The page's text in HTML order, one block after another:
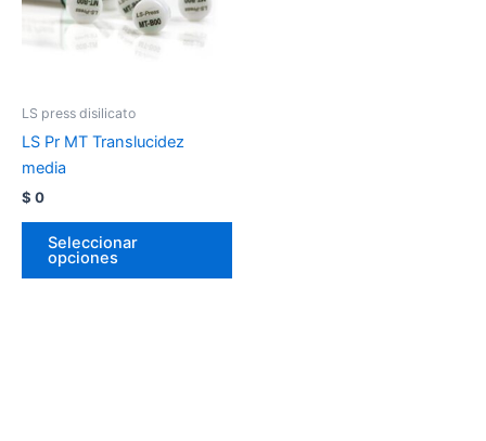
LS press disilicato
LS Pr MT Translucidez
media
$ 0
Seleccionar
opciones